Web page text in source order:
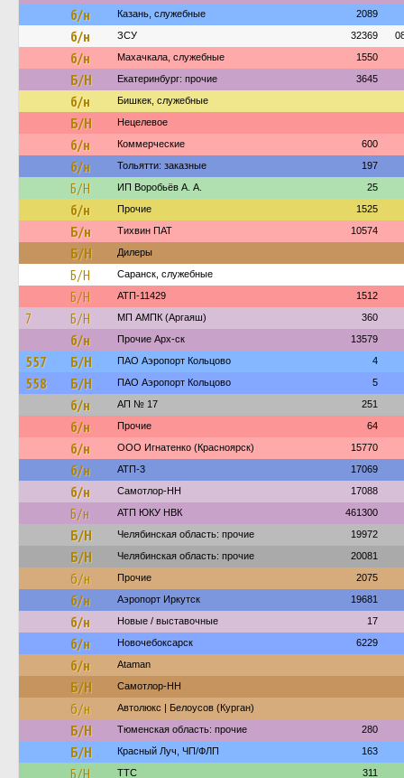
б/н Казань, служебные 2089
б/н ЗСУ 32369
б/н Махачкала, служебные 1550
Б/Н Екатеринбург: прочие 3645
б/н Бишкек, служебные
Б/Н Нецелевое
б/н Коммерческие 600
б/н Тольятти: заказные 197
Б/Н ИП Воробьёв А. А. 25
б/н Прочие 1525
Б/н Тихвин ПАТ 10574
Б/Н Дилеры
Б/Н Саранск, служебные
Б/Н АТП-11429 1512
7 Б/Н МП АМПК (Аргаяш) 360
б/н Прочие Арх-ск 13579
557 Б/Н ПАО Аэропорт Кольцово 4
558 Б/Н ПАО Аэропорт Кольцово 5
б/н АП № 17 251
б/н Прочие 64
б/н ООО Игнатенко (Красноярск) 15770
б/н АТП-3 17069
б/н Самотлор-НН 17088
Б/н АТП ЮКУ НВК 461300
Б/Н Челябинская область: прочие 19972
Б/Н Челябинская область: прочие 20081
б/н Прочие 2075
б/н Аэропорт Иркутск 19681
б/н Новые / выставочные 17
б/н Новочебоксарск 6229
б/н Ataman
Б/Н Самотлор-НН
б/н Автолюкс | Белоусов (Курган)
Б/Н Тюменская область: прочие 280
Б/Н Красный Луч, ЧП/ФЛП 163
Б/Н ТТС 311